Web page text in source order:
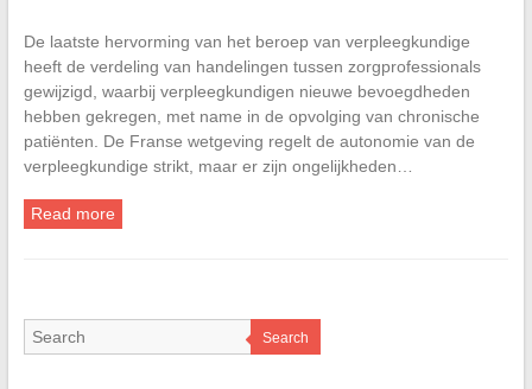
De laatste hervorming van het beroep van verpleegkundige
heeft de verdeling van handelingen tussen zorgprofessionals
gewijzigd, waarbij verpleegkundigen nieuwe bevoegdheden
hebben gekregen, met name in de opvolging van chronische
patiënten. De Franse wetgeving regelt de autonomie van de
verpleegkundige strikt, maar er zijn ongelijkheden…
Read more
Search